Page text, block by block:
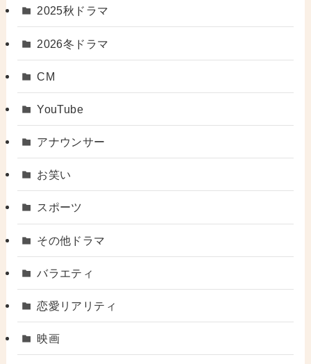
2025秋ドラマ
2026冬ドラマ
CM
YouTube
アナウンサー
お笑い
スポーツ
その他ドラマ
バラエティ
恋愛リアリティ
映画